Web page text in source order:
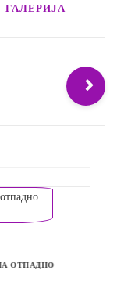
,ГАЛЕРИЈА
ОТПАДНО